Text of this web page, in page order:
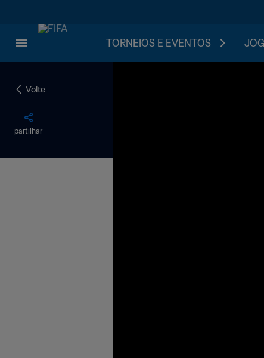
TORNEIOS E EVENTOS
Volte
partilhar